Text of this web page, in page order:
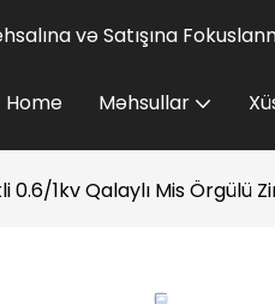
və Satışına
Home Məhsullar
0.6/1kv Qalaylı Mis Örgülü